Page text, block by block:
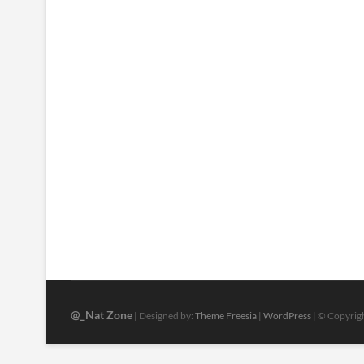
@_Nat Zone | Designed by: Theme Freesia | WordPress | ©